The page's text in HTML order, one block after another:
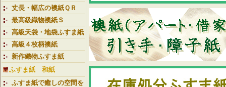
丈長・幅広の襖紙ＱＲ
最高級織物襖紙Ｓ
高級天袋・地袋ふすま紙
高級４枚柄襖紙
新作織物ふすま紙
ふすま紙 和紙
ふすま紙で癒しの空間を